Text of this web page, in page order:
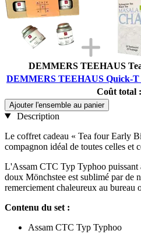
DEMMERS TEEHAUS
DEMMERS TEEHAUS Quick-T
Coût total :
Ajouter l'ensemble au panier
Description
Le coffret cadeau « Tea four Early
compagnon idéal de toutes celles et
L'Assam CTC Typ Typhoo puissant
doux Mönchstee est sublimé par de
remerciement chaleureux au bureau
Contenu du set :
Assam CTC Typ Typhoo